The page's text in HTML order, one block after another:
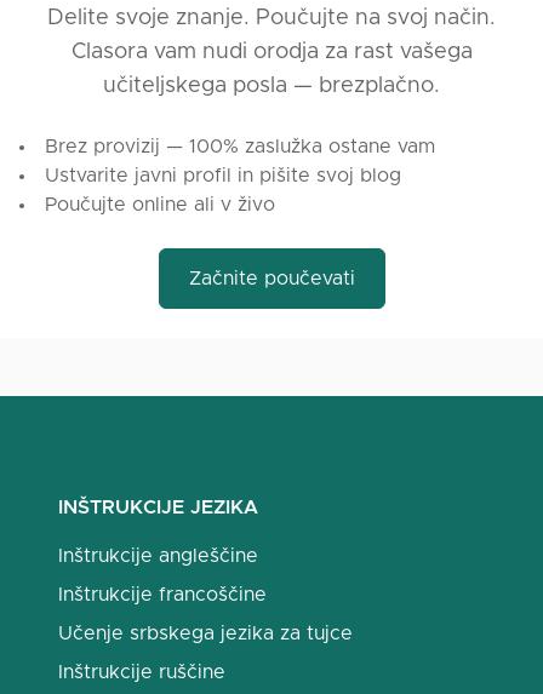
Delite svoje znanje. Poučujte na svoj način.
Clasora vam nudi orodja za rast vašega
učiteljskega posla — brezplačno.
Brez provizij — 100% zaslužka ostane vam
Ustvarite javni profil in pišite svoj blog
Poučujte online ali v živo
Začnite poučevati
INŠTRUKCIJE JEZIKA
Inštrukcije angleščine
Inštrukcije francoščine
Učenje srbskega jezika za tujce
Inštrukcije ruščine